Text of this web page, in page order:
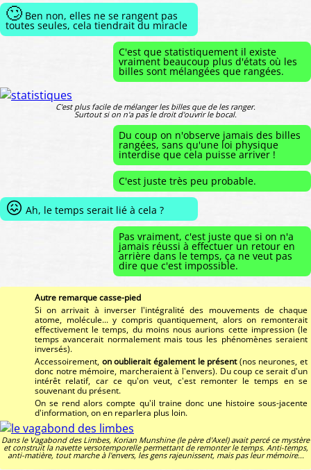
🙄 Ben non, elles ne se rangent pas
toutes seules, cela tiendrait du miracle
C'est que statistiquement il existe
vraiment beaucoup plus d'états où les
billes sont mélangées que rangées.
C'est plus facile de mélanger les billes que de les ranger.
Surtout si on n'a pas le droit d'ouvrir le bocal.
Du coup on n'observe jamais des billes
rangées, sans qu'une loi physique
interdise que cela puisse arriver !
C'est juste très peu probable.
😖 Ah, le temps serait lié à cela ?
Pas vraiment, c'est juste que si on n'a
jamais réussi à effectuer un retour en
arrière dans le temps, ça ne veut pas
dire que c'est impossible.
Autre remarque casse-pied
Si on arrivait à inverser l'intégralité des mouvements de chaque
atome, molécule... y compris quantiquement, alors on remonterait
effectivement le temps, du moins nous aurions cette impression (le
temps avancerait normalement mais tous les phénomènes seraient
inversés).
Accessoirement, on oublierait également le présent(nos neurones, et
donc notre mémoire, marcheraient à l'envers). Du coup ce serait d'un
intérêt relatif, car ce qu'on veut, c'est remonter le temps en se
souvenant du présent.
On se rend alors compte qu'il traine donc une histoire sous-jacente
d'information, on en reparlera plus loin.
Dans le Vagabond des Limbes, Korian Munshine (le père d'Axel) avait percé ce mystère
et construit la navette versotemporelle permettant de remonter le temps. Anti-temps,
anti-matière, tout marche à l'envers, les gens rajeunissent, mais pas leur mémoire...